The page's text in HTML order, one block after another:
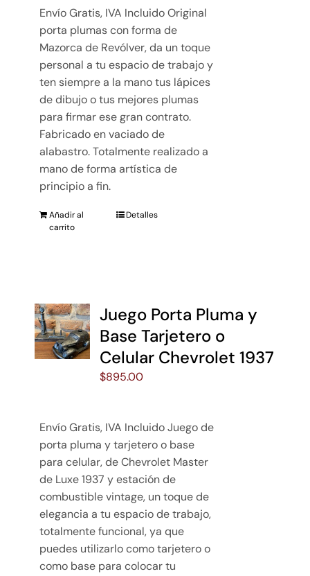
Envío Gratis, IVA Incluido Original
porta plumas con forma de
Mazorca de Revólver, da un toque
personal a tu espacio de trabajo y
ten siempre a la mano tus lápices
de dibujo o tus mejores plumas
para firmar ese gran contrato.
Fabricado en vaciado de
alabastro. Totalmente realizado a
mano de forma artística de
principio a fin.
Añadir al
carrito
Detalles
Juego Porta Pluma y
Base Tarjetero o
Celular Chevrolet 1937
$895.00
Envío Gratis, IVA Incluido Juego de
porta pluma y tarjetero o base
para celular, de Chevrolet Master
de Luxe 1937 y estación de
combustible vintage, un toque de
elegancia a tu espacio de trabajo,
totalmente funcional, ya que
puedes utilizarlo como tarjetero o
como base para colocar tu